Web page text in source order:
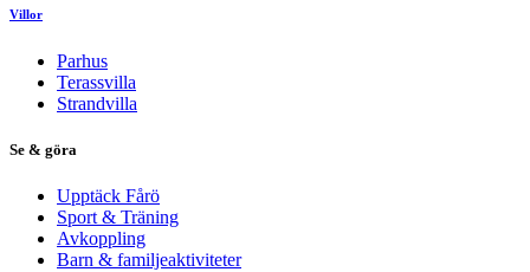
Villor
Parhus
Terassvilla
Strandvilla
Se & göra
Upptäck Fårö
Sport & Träning
Avkoppling
Barn & familjeaktiviteter